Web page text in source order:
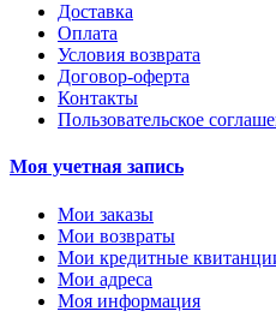
Доставка
Оплата
Условия возврата
Договор-оферта
Контакты
Пользовательское
Моя учетная запись
Мои заказы
Мои возвраты
Мои кредитные
Мои адреса
Моя информация